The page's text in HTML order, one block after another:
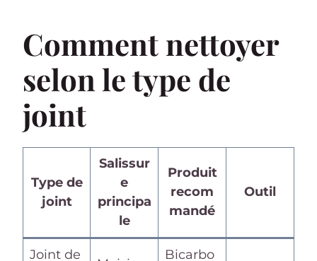
Comment nettoyer
selon le type de
joint
Type de
joint
Salissur
e
principa
le
Produit
recom
mandé
Outil
Joint de
Bicarbo